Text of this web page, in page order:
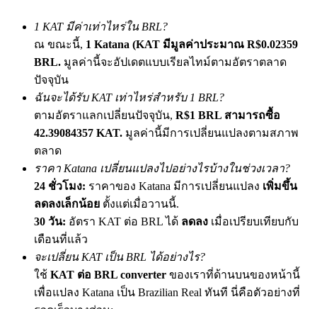
BTC Welcome Rewards
BTC Welcome Rewards
Deposit & Trade BTC to Share 25000 USDT prize pool!
Deposit CASHCAT & Win
1 KAT มีค่าเท่าไหร่ใน BRL?
ณ ขณะนี้, 1 Katana (KAT มีมูลค่าประมาณ R$0.02359
BRL. มูลค่านี้จะอัปเดตแบบเรียลไทม์ตามอัตราตลาด
ปัจจุบัน
ฉันจะได้รับ KAT เท่าไหร่สำหรับ 1 BRL?
ตามอัตราแลกเปลี่ยนปัจจุบัน, R$1 BRL สามารถซื้อ
42.39084357 KAT. มูลค่านี้มีการเปลี่ยนแปลงตามสภาพ
ตลาด
ราคา Katana เปลี่ยนแปลงไปอย่างไรบ้างในช่วงเวลา?
24 ชั่วโมง: ราคาของ Katana มีการเปลี่ยนแปลง เพิ่มขึ้น
ลดลงเล็กน้อย ตั้งแต่เมื่อวานนี้.
30 วัน: อัตรา KAT ต่อ BRL ได้ ลดลง เมื่อเปรียบเทียบกับ
เดือนที่แล้ว
จะเปลี่ยน KAT เป็น BRL ได้อย่างไร?
ใช้ KAT ต่อ BRL converter ของเราที่ด้านบนของหน้านี้
เพื่อแปลง Katana เป็น Brazilian Real ทันที นี่คือตัวอย่างที่